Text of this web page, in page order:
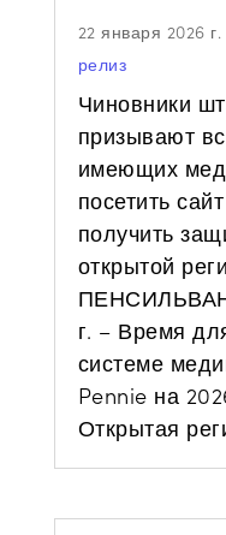
22 января 2026 г.
релиз
Чиновники
призывают
имеющих
посетить
получить
открытой
г. – Время
системе
Pennie на
Открытая